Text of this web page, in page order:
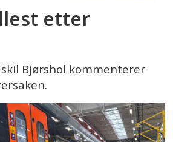
etter
Bjørshol kommenterer